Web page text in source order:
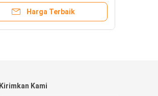
Harga Terbaik
Kirimkan Kami